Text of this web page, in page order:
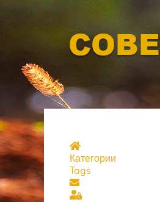
Главная страница
Категории
Tags
Подписаться на
Sign In